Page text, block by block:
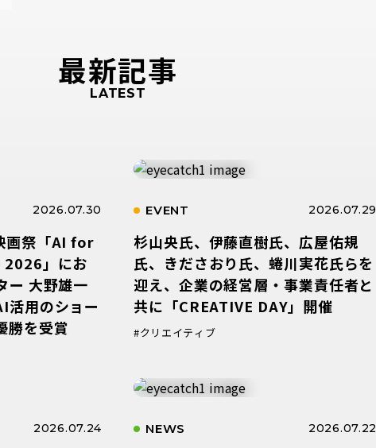
最新記事
LATEST
2026.07.30
画祭「AI for
」にお
ー 大野雄一
活用のショー
勝を受賞
EVENT 2026.07.29
杉山央氏、伊藤直樹氏、広屋佑規
氏、きださおり氏、蜷川実花氏らを
迎え、企業の経営層・事業責任者と
共に「CREATIVE DAY」開催
#クリエイティブ
2026.07.24 NEWS 2026.07.22